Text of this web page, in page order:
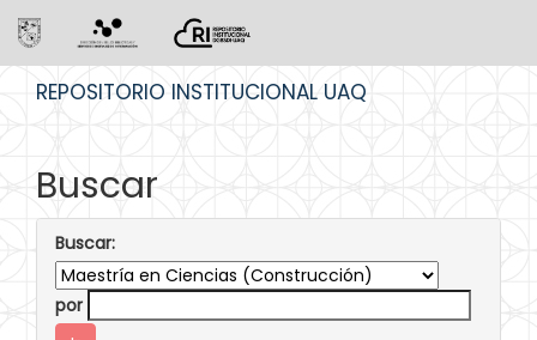
REPOSITORIO INSTITUCIONAL UAQ
Buscar
Buscar:
por